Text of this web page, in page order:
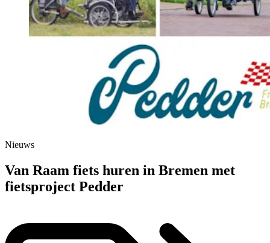
Nieuws
Van Raam fiets huren in Bremen met
fietsproject Pedder